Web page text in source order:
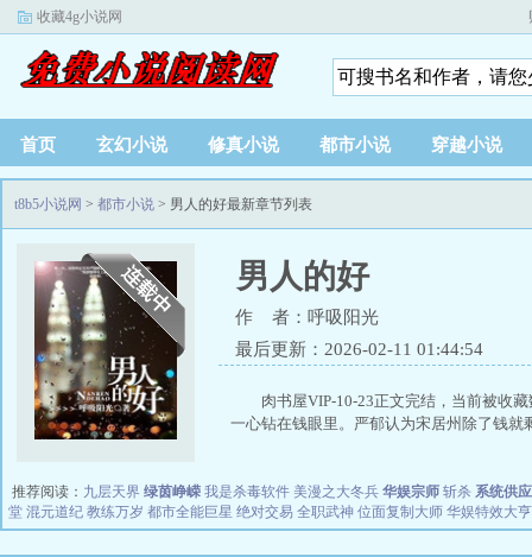
收藏4g小说网
首页 玄幻小说 修真小说 都市小说 穿越小说
t8b5小说网 > 都市小说 > 男人的好最新章节列表
男人的好
作 者：呼吸阳光
最后更新：2026-02-11 01:44:54
肉书屋VIP-10-23正文完结，当前被收
一心钻在钱眼里。严郁认为宋居州除了钱就
推荐阅读： 九层天界 绿茵峥嵘 我是杀毒软件 美漫之大冬兵 华娱宗师 斩杀 系统供
堂 混元道纪 教练万岁 都市全能巨星 绝对交易 全职武神 位面复制大师 华娱特效大亨